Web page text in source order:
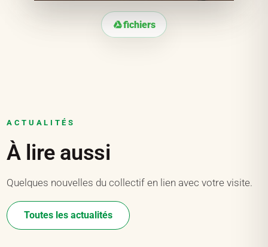
fichiers
ACTUALITÉS
À lire aussi
Quelques nouvelles du collectif en lien avec votre visite.
Toutes les actualités